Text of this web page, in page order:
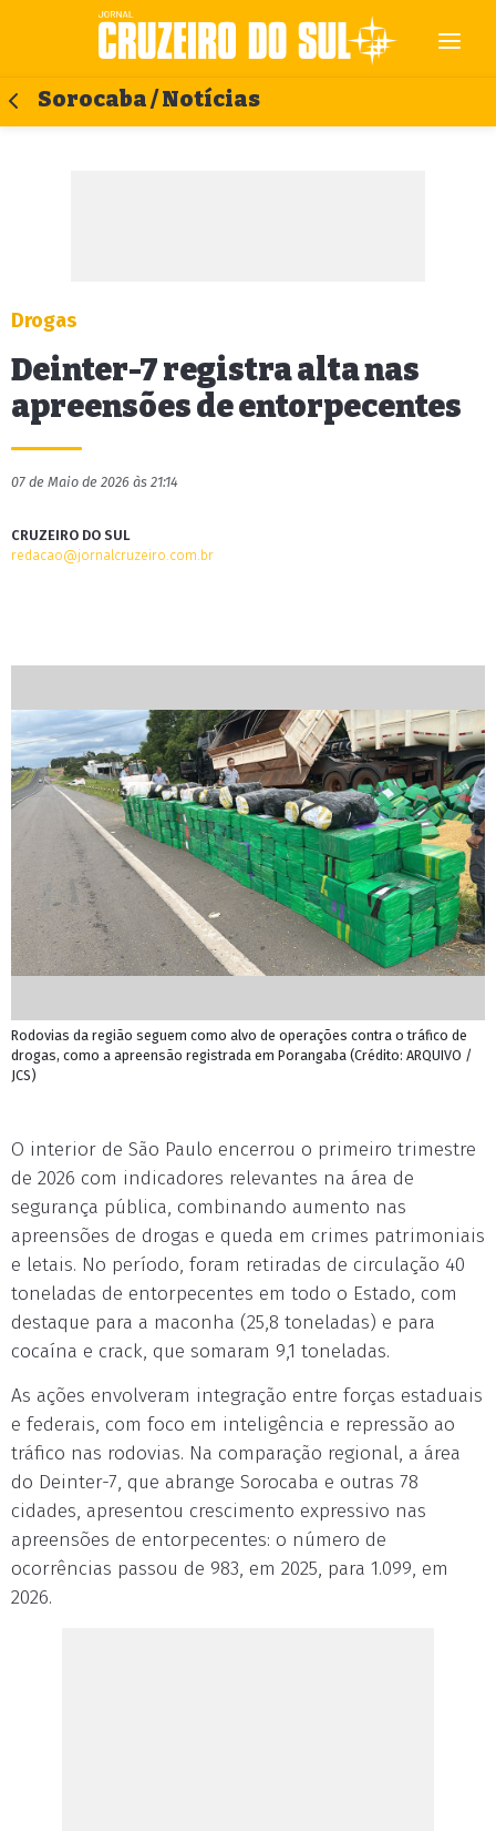
Sorocaba / Notícias
Drogas
Deinter-7 registra alta nas
apreensões de entorpecentes
07 de Maio de 2026 às 21:14
CRUZEIRO DO SUL
redacao@jornalcruzeiro.com.br
Rodovias da região seguem como alvo de operações contra o tráfico de
drogas, como a apreensão registrada em Porangaba (Crédito: ARQUIVO /
JCS)
O interior de São Paulo encerrou o primeiro trimestre
de 2026 com indicadores relevantes na área de
segurança pública, combinando aumento nas
apreensões de drogas e queda em crimes patrimoniais
e letais. No período, foram retiradas de circulação 40
toneladas de entorpecentes em todo o Estado, com
destaque para a maconha (25,8 toneladas) e para
cocaína e crack, que somaram 9,1 toneladas.
As ações envolveram integração entre forças estaduais
e federais, com foco em inteligência e repressão ao
tráfico nas rodovias. Na comparação regional, a área
do Deinter-7, que abrange Sorocaba e outras 78
cidades, apresentou crescimento expressivo nas
apreensões de entorpecentes: o número de
ocorrências passou de 983, em 2025, para 1.099, em
2026.